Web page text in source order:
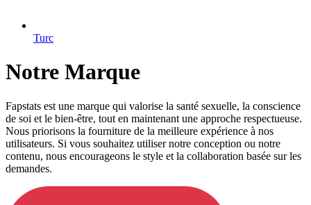
Turc
Notre Marque
Fapstats est une marque qui valorise la santé sexuelle, la conscience
de soi et le bien-être, tout en maintenant une approche respectueuse.
Nous priorisons la fourniture de la meilleure expérience à nos
utilisateurs. Si vous souhaitez utiliser notre conception ou notre
contenu, nous encourageons le style et la collaboration basée sur les
demandes.